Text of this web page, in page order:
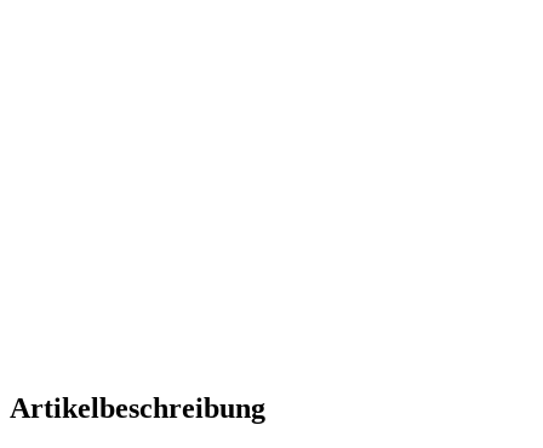
Artikelbeschreibung